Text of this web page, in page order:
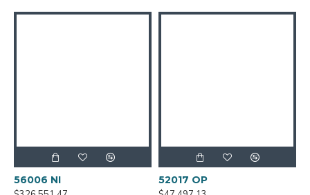
Largo 1.20 m
56006 NI
52017 OP